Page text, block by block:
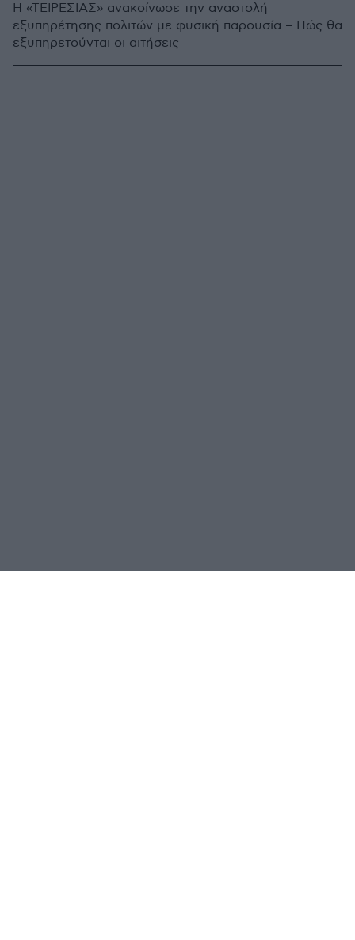
Η «ΤΕΙΡEΣΙΑΣ» ανακοίνωσε την αναστολή
εξυπηρέτησης πολιτών με φυσική παρουσία – Πώς θα
εξυπηρετούνται οι αιτήσεις